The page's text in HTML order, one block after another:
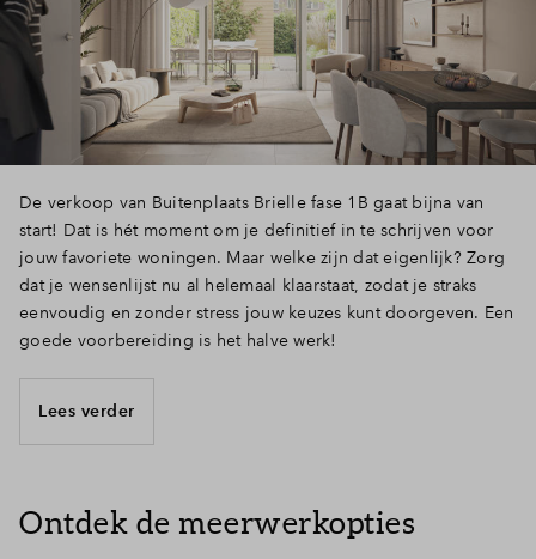
Inloggen
De verkoop van Buitenplaats Brielle fase 1B gaat bijna van
start! Dat is hét moment om je definitief in te schrijven voor
jouw favoriete woningen. Maar welke zijn dat eigenlijk? Zorg
dat je wensenlijst nu al helemaal klaarstaat, zodat je straks
eenvoudig en zonder stress jouw keuzes kunt doorgeven. Een
goede voorbereiding is het halve werk!
Lees verder
Ontdek de meerwerkopties